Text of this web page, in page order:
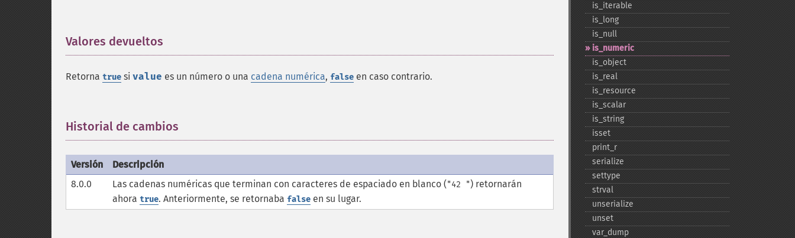
Valores devueltos
Retorna true si value es un número o una cadena numérica, false en caso contrario.
Historial de cambios
Versión
Descripción
8.0.0
Las cadenas numéricas que terminan con caracteres de espaciado en blanco ("42 ") retornarán
ahora true. Anteriormente, se retornaba false en su lugar.
is_​iterable
is_​long
is_​null
is_​numeric
is_​object
is_​real
is_​resource
is_​scalar
is_​string
isset
print_​r
serialize
settype
strval
unserialize
unset
var_​dump